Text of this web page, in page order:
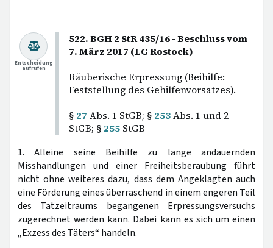
522. BGH 2 StR 435/16 - Beschluss vom
7. März 2017 (LG Rostock)
Räuberische Erpressung (Beihilfe:
Feststellung des Gehilfenvorsatzes).
§ 27 Abs. 1 StGB; § 253Abs. 1 und 2
StGB; § 255 StGB
Entscheidung
aufrufen
1. Alleine seine Beihilfe zu lange andauernden
Misshandlungen und einer Freiheitsberaubung führt
nicht ohne weiteres dazu, dass dem Angeklagten auch
eine Förderung eines überraschend in einem engeren Teil
des Tatzeitraums begangenen Erpressungsversuchs
zugerechnet werden kann. Dabei kann es sich um einen
„Exzess des Täters“ handeln.